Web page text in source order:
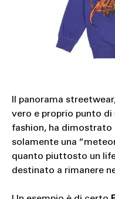
Il panorama
vero e proprio punto
fashion, ha dimostrato
solamente una
quanto piuttosto un
destinato a rimanere